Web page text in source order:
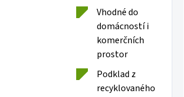
Vhodné do
domácností i
komerčních
prostor
Podklad z
recyklovaného